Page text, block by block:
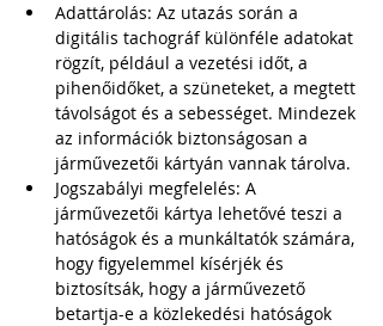
Adattárolás: Az utazás során a
digitális tachográf különféle adatokat
rögzít, például a vezetési időt, a
pihenőidőket, a szüneteket, a megtett
távolságot és a sebességet. Mindezek
az információk biztonságosan a
járművezetői kártyán vannak tárolva.
Jogszabályi megfelelés: A
járművezetői kártya lehetővé teszi a
hatóságok és a munkáltatók számára,
hogy figyelemmel kísérjék és
biztosítsák, hogy a járművezető
betartja-e a közlekedési hatóságok